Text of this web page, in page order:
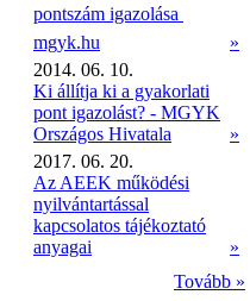
pontszám igazolása 
mgyk.hu
»
2014. 06. 10.
Ki állítja ki a gyakorlati
pont igazolást? - MGYK
Országos Hivatala
»
2017. 06. 20.
Az AEEK működési
nyilvántartással
kapcsolatos tájékoztató
anyagai
»
Tovább »